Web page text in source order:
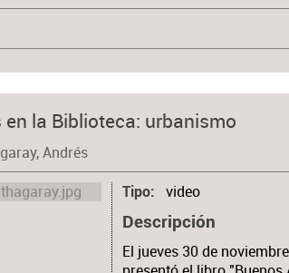
en la Biblioteca: urbanismo
Andrés
Tipo video
Descripción
El jueves 30 de